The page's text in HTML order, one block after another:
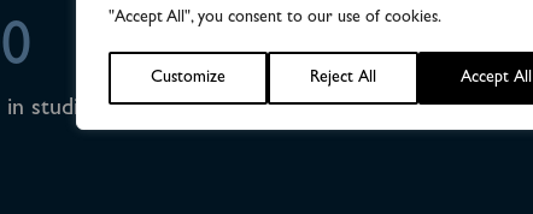
"Accept All", you consent to our use of cookies.
Customize Reject All Accept All
studies
28
Publications